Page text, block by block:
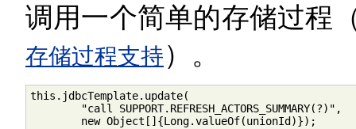
调用一个简单的存储过程
存储过程支持）。
this.jdbcTemplate.update(
        "call SUPPORT.REFRESH_ACTORS_SUMMARY(?)",
        new Object[]{Long.valueOf(unionId)});